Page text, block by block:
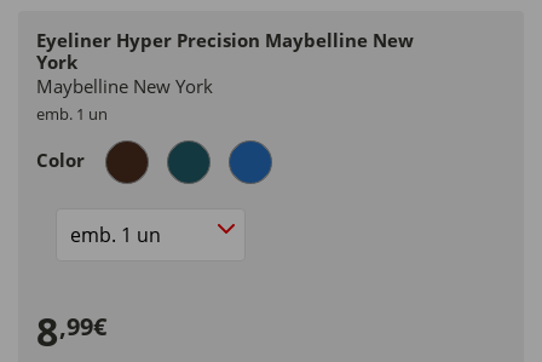
Eyeliner Hyper Precision Maybelline New
York
Maybelline New York
emb. 1 un
Color
Size
8,99€